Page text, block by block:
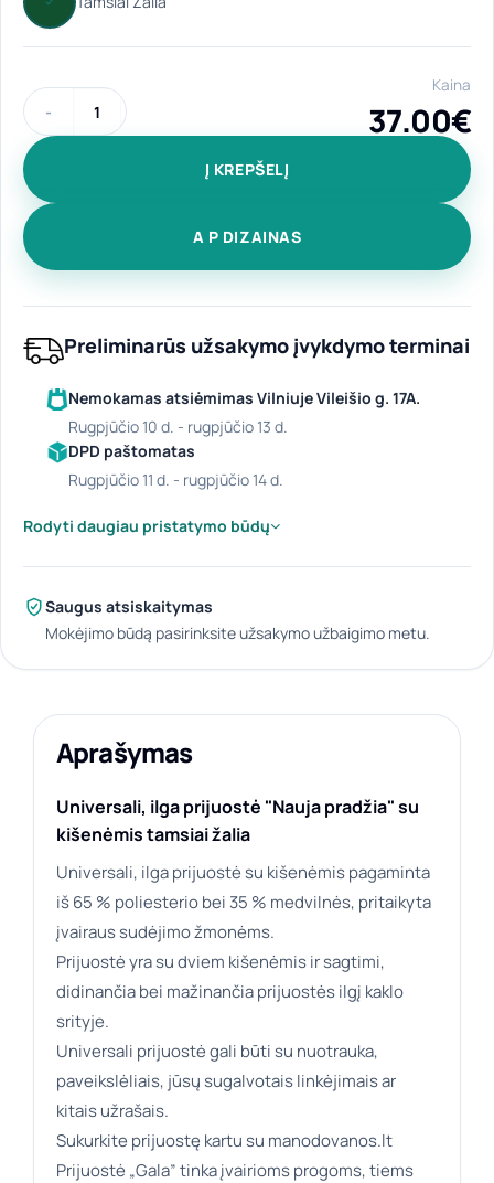
produkto kiekis: Universali, ilga prijuostė "Nauja pradžia" su
Kaina
37.00€
Į KREPŠELĮ
A P DIZAINAS
Preliminarūs užsakymo įvykdymo terminai
Nemokamas atsiėmimas Vilniuje Vileišio g. 17A.
rugpjūčio 10 d. - rugpjūčio 13 d.
DPD paštomatas
rugpjūčio 11 d. - rugpjūčio 14 d.
Rodyti daugiau pristatymo būdų
Saugus atsiskaitymas
Mokėjimo būdą pasirinksite užsakymo užbaigimo metu.
Aprašymas
Universali, ilga prijuostė "Nauja pradžia" su
kišenėmis tamsiai žalia
Universali, ilga prijuostė su kišenėmis pagaminta
iš 65 % poliesterio bei 35 % medvilnės, pritaikyta
įvairaus sudėjimo žmonėms.
Prijuostė yra su dviem kišenėmis ir sagtimi,
didinančia bei mažinančia prijuostės ilgį kaklo
srityje.
Universali prijuostė gali būti su nuotrauka,
paveikslėliais, jūsų sugalvotais linkėjimais ar
kitais užrašais.
Sukurkite prijuostę kartu su manodovanos.lt
Prijuostė „Gala” tinka įvairioms progoms, tiems